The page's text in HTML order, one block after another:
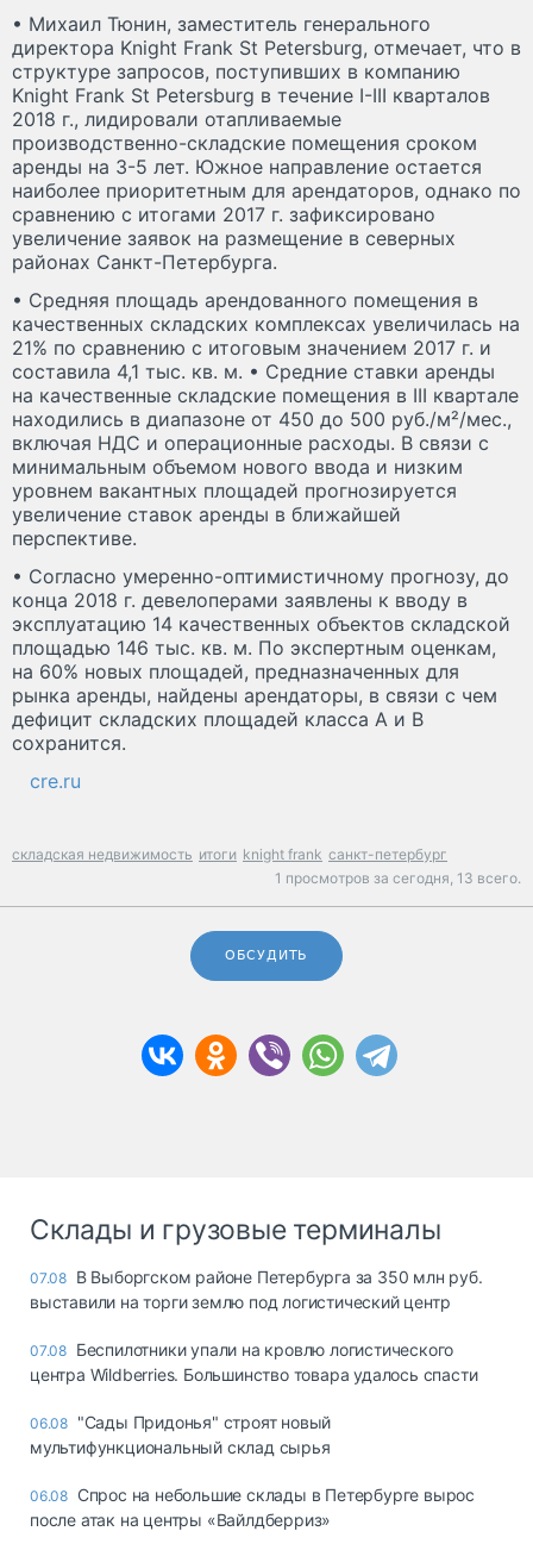
• Михаил Тюнин, заместитель генерального
директора Knight Frank St Petersburg, отмечает, что в
структуре запросов, поступивших в компанию
Knight Frank St Petersburg в течение I-III кварталов
2018 г., лидировали отапливаемые
производственно-складские помещения сроком
аренды на 3-5 лет. Южное направление остается
наиболее приоритетным для арендаторов, однако по
сравнению с итогами 2017 г. зафиксировано
увеличение заявок на размещение в северных
районах Санкт-Петербурга.
• Средняя площадь арендованного помещения в
качественных складских комплексах увеличилась на
21% по сравнению с итоговым значением 2017 г. и
составила 4,1 тыс. кв. м. • Средние ставки аренды
на качественные складские помещения в III квартале
находились в диапазоне от 450 до 500 руб./м²/мес.,
включая НДС и операционные расходы. В связи с
минимальным объемом нового ввода и низким
уровнем вакантных площадей прогнозируется
увеличение ставок аренды в ближайшей
перспективе.
• Согласно умеренно-оптимистичному прогнозу, до
конца 2018 г. девелоперами заявлены к вводу в
эксплуатацию 14 качественных объектов складской
площадью 146 тыс. кв. м. По экспертным оценкам,
на 60% новых площадей, предназначенных для
рынка аренды, найдены арендаторы, в связи с чем
дефицит складских площадей класса А и B
сохранится.
cre.ru
складская недвижимость итоги knight frank санкт-петербург
1 просмотров за сегодня, 13 всего.
ОБСУДИТЬ
Склады и грузовые терминалы
07.08 В Выборгском районе Петербурга за 350 млн руб.
выставили на торги землю под логистический центр
07.08 Беспилотники упали на кровлю логистического
центра Wildberries. Большинство товара удалось спасти
06.08 "Сады Придонья" строят новый
мультифункциональный склад сырья
06.08 Спрос на небольшие склады в Петербурге вырос
после атак на центры «Вайлдберриз»